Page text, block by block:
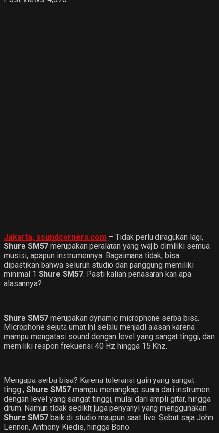
Jakarta, soundcorners.com – Tidak perlu diragukan lagi,
Shure SM57 merupakan peralatan yang wajib dimiliki semua
musisi, apapun instrumennya. Bagaimana tidak, bisa
dipastikan bahwa seluruh studio dan panggung memiliki
minimal 1 Shure SM57. Pasti kalian penasaran kan apa
alasannya?
Shure SM57 merupakan dynamic microphone serba bisa.
Microphone sejuta umat ini selalu menjadi alasan karena
mampu mengatasi sound dengan level yang sangat tinggi, dan
memiliki respon frekuensi 40 Hz hingga 15 Khz.
Mengapa serba bisa? Karena toleransi gain yang sangat
tinggi, Shure SM57 mampu menangkap suara dari instrumen
dengan level yang sangat tinggi, mulai dari ampli gitar, hingga
drum. Namun tidak sedikit juga penyanyi yang menggunakan
Shure SM57 baik di studio maupun saat live. Sebut saja John
Lennon, Anthony Kiedis, hingga Bono.